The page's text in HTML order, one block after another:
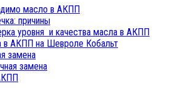
масло в АКПП
причины
уровня и качества масла в АКПП
в АКПП на Шевроле Кобальт
замена
замена